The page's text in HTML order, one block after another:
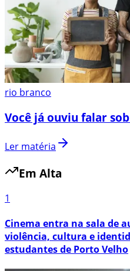
rio branco
Você já ouviu falar
Ler matéria
Em Alta
1
Cinema entra na sala de
violência, cultura e
estudantes de Porto Velho